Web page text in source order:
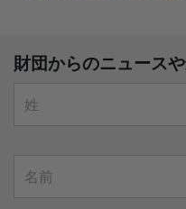
財団からのニュース